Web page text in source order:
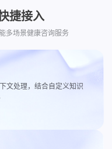
捷接入
多场景健康咨询服务
文处理，结合自定义知识